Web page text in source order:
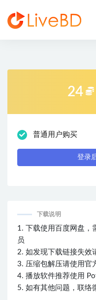
24
普通用户购买
登录
下载说明
1. 下载使用百度网盘，
员
2. 如发现下载链接失效
3. 压缩包解压请使用官
4. 播放软件推荐使用
5. 如有其他问题，联络